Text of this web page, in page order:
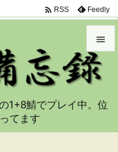


メニュ
サイド
 RSS Feedly
1+8鯖でプレイ中。位
てます